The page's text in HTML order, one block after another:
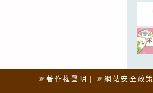
☞著作權聲明 ☞網站安全政策